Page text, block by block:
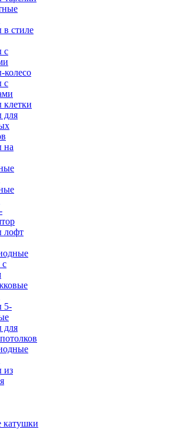
стиле
с
с
для
на
лофт
5-
для
из
катушки